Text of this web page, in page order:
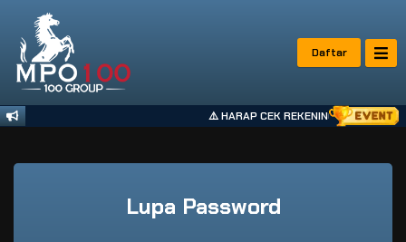
Daftar
⚠️ HARAP CEK REKENING TUJUAN
Lupa Password